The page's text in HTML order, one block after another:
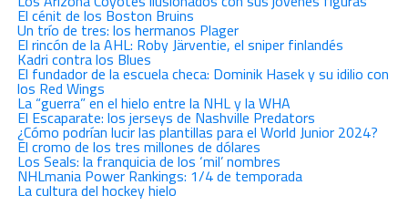
El cénit de los Boston Bruins
Un trío de tres: los hermanos Plager
El rincón de la AHL: Roby Järventie, el sniper finlandés
Kadri contra los Blues
El fundador de la escuela checa: Dominik Hasek y su idilio con
los Red Wings
La “guerra” en el hielo entre la NHL y la WHA
El Escaparate: los jerseys de Nashville Predators
¿Cómo podrían lucir las plantillas para el World Junior 2024?
El cromo de los tres millones de dólares
Los Seals: la franquicia de los ‘mil’ nombres
NHLmania Power Rankings: 1/4 de temporada
La cultura del hockey hielo